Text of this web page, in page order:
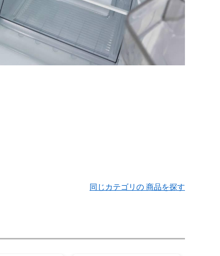
同じカテゴリの 商品を探す